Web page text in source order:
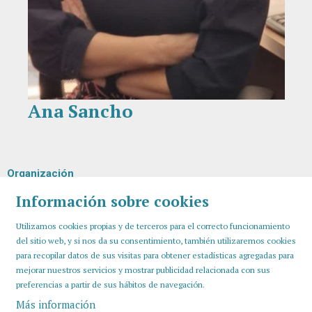
Diapositiva 1 de 1
Ana Sancho
Organización
Información sobre cookies
Utilizamos cookies propias y de terceros para el correcto funcionamiento
del sitio web, y si nos da su consentimiento, también utilizaremos cookies
para recopilar datos de sus visitas para obtener estadísticas agregadas para
mejorar nuestros servicios y mostrar publicidad relacionada con sus
preferencias a partir de sus hábitos de navegación.
Más información